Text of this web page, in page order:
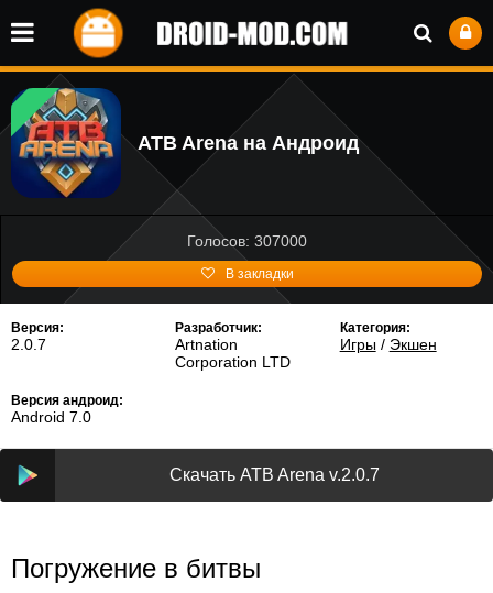
ATB Arena на Андроид
Голосов: 307000
В закладки
Версия:
2.0.7
Разработчик:
Artnation
Corporation LTD
Категория:
Игры/ Экшен
Версия андроид:
Android 7.0
Скачать ATB Arena v.2.0.7
Погружение в битвы